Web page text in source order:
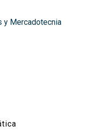
y Mercadotecnia